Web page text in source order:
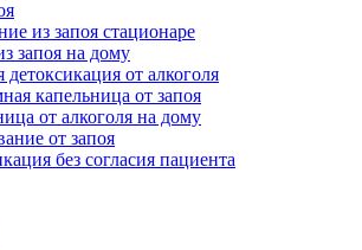
из запоя стационаре
запоя на дому
детоксикация от алкоголя
капельница от запоя
от алкоголя на дому
от запоя
без согласия пациента